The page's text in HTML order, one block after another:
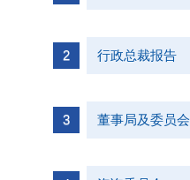
行政总裁报告
董事局及委员会